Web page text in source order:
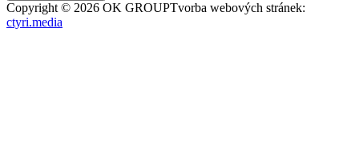
Copyright © 2026 OK GROUPTvorba webových stránek:
ctyri.media